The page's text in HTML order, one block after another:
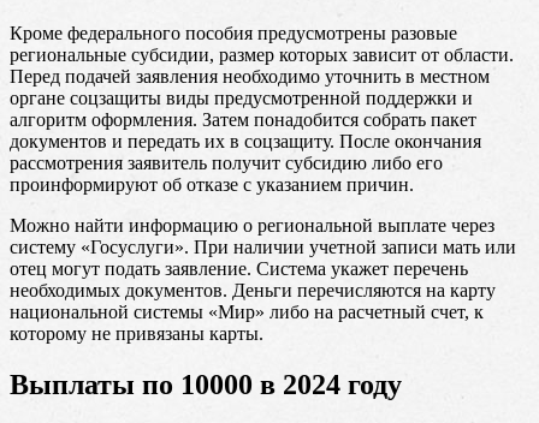
Кроме федерального пособия предусмотрены разовые
региональные субсидии, размер которых зависит от области.
Перед подачей заявления необходимо уточнить в местном
органе соцзащиты виды предусмотренной поддержки и
алгоритм оформления. Затем понадобится собрать пакет
документов и передать их в соцзащиту. После окончания
рассмотрения заявитель получит субсидию либо его
проинформируют об отказе с указанием причин.
Можно найти информацию о региональной выплате через
систему «Госуслуги». При наличии учетной записи мать или
отец могут подать заявление. Система укажет перечень
необходимых документов. Деньги перечисляются на карту
национальной системы «Мир» либо на расчетный счет, к
которому не привязаны карты.
Выплаты по 10000 в 2024 году